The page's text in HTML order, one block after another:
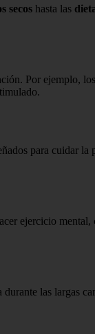
secos hasta las
Por ejemplo,
para cuidar
ejercicio mental,
las largas